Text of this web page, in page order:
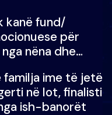
mëngjesit kur…
kanë fund/
për
nëna dhe
Nuk meritoj…
familja ime të jetë
në lot, finalisti
ish-banorët